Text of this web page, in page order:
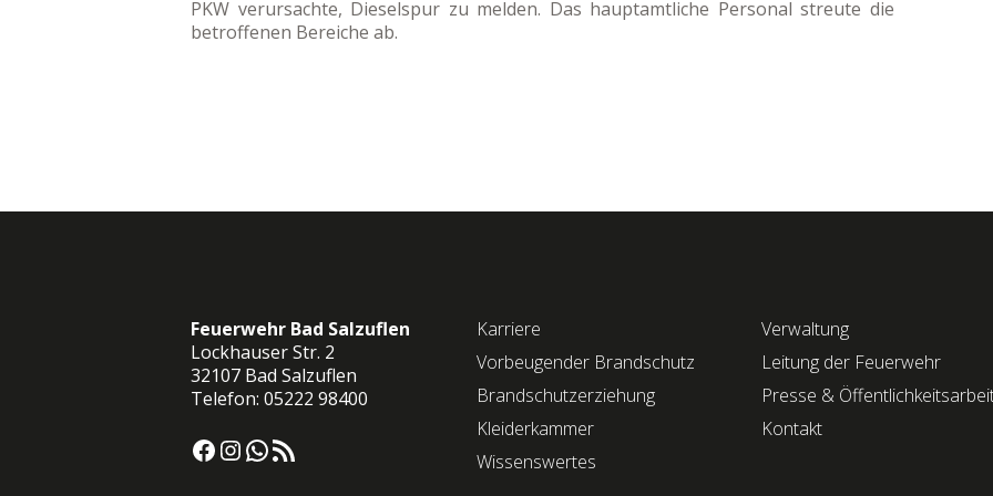
PKW verursachte, Dieselspur zu melden. Das hauptamtliche Personal streute die
betroffenen Bereiche ab.
Feuerwehr Bad Salzuflen
Lockhauser Str. 2
32107 Bad Salzuflen
Telefon: 05222 98400
Facebook InstagramWhatsApp RSS-Feed
Karriere
Vorbeugender Brandschutz
Brandschutzerziehung
Kleiderkammer
Wissenswertes
Verwaltung
Leitung der Feuerwehr
Presse &
Kontakt